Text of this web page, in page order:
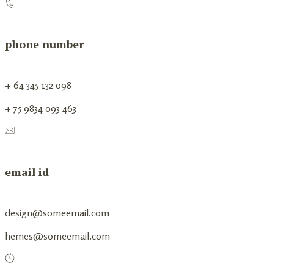
phone number
+ 64 345 132 098
+ 75 9834 093 463
email id
design@someemail.com
hemes@someemail.com